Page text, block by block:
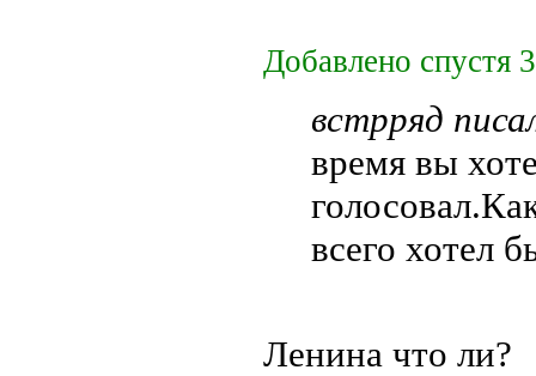
Добавлено спустя
встрряд
время вы
всего хотел
Ленина что ли?